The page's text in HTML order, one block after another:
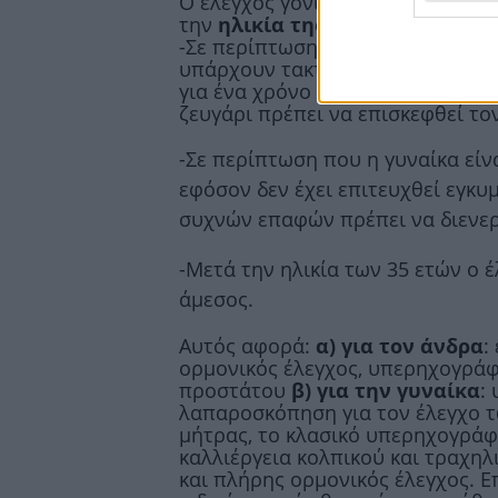
την ηλικία της γυναίκας.
-Σε περίπτωση που η γυναίκα
υπάρχουν τακτικές
για ένα χρόνο και δεν έχει
ζευγάρι πρέπει να επισκεφθεί
-Σε περίπτωση που η γυναίκα
εφόσον δεν έχει επιτευχθεί
συχνών επαφών πρέπει να
-Μετά την ηλικία των 35 ετών ο
άμεσος.
Αυτός αφορά: α) για τον άνδρα:
ορμονικός έλεγχος,
προστάτου β) για την γυναίκα:
λαπαροσκόπηση για τον έλεγχο
μήτρας, το κλασικό
καλλιέργεια κολπικού και
και πλήρης ορμονικός έλεγχος.